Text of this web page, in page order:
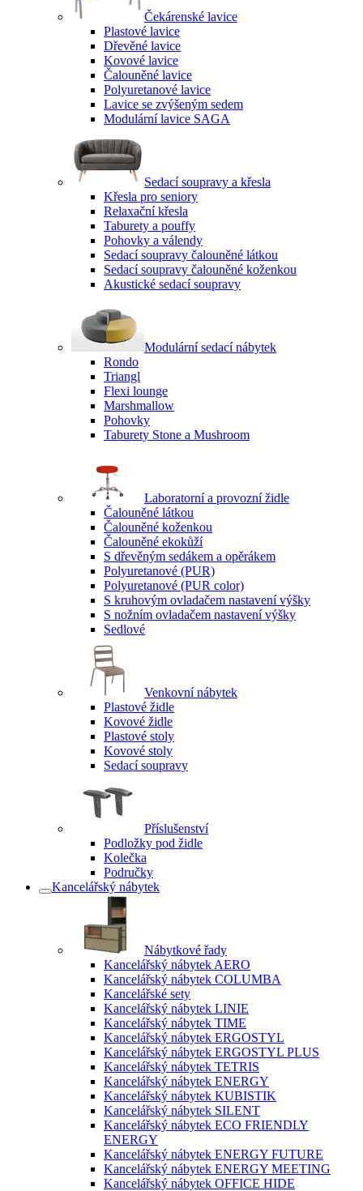
Čekárenské lavice
Plastové lavice
Dřevěné lavice
Kovové lavice
Čalouněné lavice
Polyuretanové lavice
Lavice se zvýšeným sedem
Modulární lavice SAGA
Sedací soupravy a křesla
Křesla pro seniory
Relaxační křesla
Taburety a pouffy
Pohovky a válendy
Sedací soupravy čalouněné látkou
Sedací soupravy čalouněné koženkou
Akustické sedací soupravy
Modulární sedací nábytek
Rondo
Triangl
Flexi lounge
Marshmallow
Pohovky
Taburety Stone a Mushroom
Laboratorní a provozní židle
Čalouněné látkou
Čalouněné koženkou
Čalouněné ekokůží
S dřevěným sedákem a opěrákem
Polyuretanové (PUR)
Polyuretanové (PUR color)
S kruhovým ovladačem nastavení výšky
S nožním ovladačem nastavení výšky
Sedlové
Venkovní nábytek
Plastové židle
Kovové židle
Plastové stoly
Kovové stoly
Sedací soupravy
Příslušenství
Podložky pod židle
Kolečka
Područky
Kancelářský nábytek
Nábytkové řady
Kancelářský nábytek AERO
Kancelářský nábytek COLUMBA
Kancelářské sety
Kancelářský nábytek LINIE
Kancelářský nábytek TIME
Kancelářský nábytek ERGOSTYL
Kancelářský nábytek ERGOSTYL PLUS
Kancelářský nábytek TETRIS
Kancelářský nábytek ENERGY
Kancelářský nábytek KUBISTIK
Kancelářský nábytek SILENT
Kancelářský nábytek ECO FRIENDLY
ENERGY
Kancelářský nábytek ENERGY FUTURE
Kancelářský nábytek ENERGY MEETING
Kancelářský nábytek OFFICE HIDE